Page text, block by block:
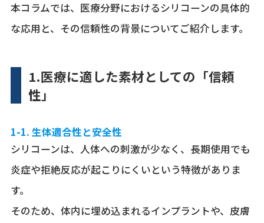
本コラムでは、医療分野におけるシリコーンの具体的
な応用と、その信頼性の背景についてご紹介します。
1.医療に適した素材としての「信頼
性」
1-1. 生体適合性と安全性
シリコーンは、人体への刺激が少なく、長期使用でも
炎症や拒絶反応が起こりにくいという特徴がありま
す。
そのため、体内に埋め込まれるインプラントや、皮膚